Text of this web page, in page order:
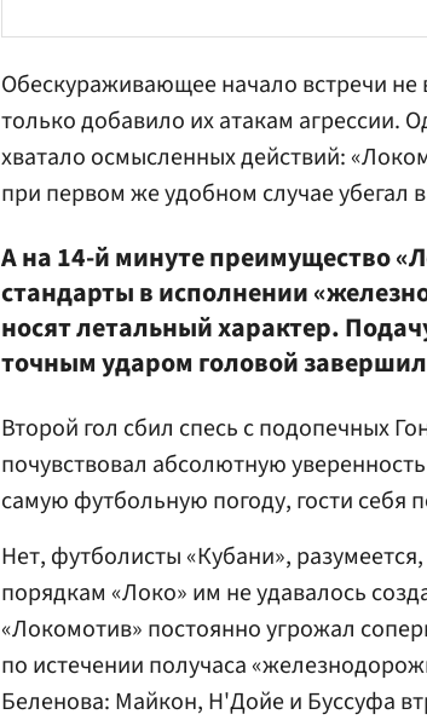
Обескураживающее начало встречи не
только добавило их атакам агрессии.
хватало осмысленных действий:
при первом же удобном случае убегал
А на 14-й минуте преимущество
стандарты в исполнении
носят летальный характер.
точным ударом головой
Второй гол сбил спесь с подопечных
почувствовал абсолютную
самую футбольную погоду, гости себя
Нет, футболисты «Кубани»,
порядкам «Локо» им не удавалось
«Локомотив» постоянно угрожал
по истечении получаса
Беленова: Майкон, Н'Дойе и Буссуфа